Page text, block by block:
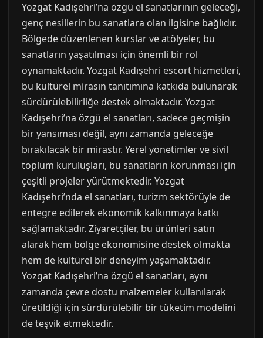
Yozgat Kadışehri’na özgü el sanatlarının geleceği,
genç nesillerin bu sanatlara olan ilgisine bağlıdır.
Bölgede düzenlenen kurslar ve atölyeler, bu
sanatların yaşatılması için önemli bir rol
oynamaktadır. Yozgat Kadışehri escort hizmetleri,
bu kültürel mirasın tanıtımına katkıda bulunarak
sürdürülebilirliğe destek olmaktadır. Yozgat
Kadışehri’na özgü el sanatları, sadece geçmişin
bir yansıması değil, aynı zamanda geleceğe
bırakılacak bir mirastır. Yerel yönetimler ve sivil
toplum kuruluşları, bu sanatların korunması için
çeşitli projeler yürütmektedir. Yozgat
Kadışehri’nda el sanatları, turizm sektörüyle de
entegre edilerek ekonomik kalkınmaya katkı
sağlamaktadır. Ziyaretçiler, bu ürünleri satın
alarak hem bölge ekonomisine destek olmakta
hem de kültürel bir deneyim yaşamaktadır.
Yozgat Kadışehri’na özgü el sanatları, aynı
zamanda çevre dostu malzemeler kullanılarak
üretildiği için sürdürülebilir bir tüketim modelini
de teşvik etmektedir.